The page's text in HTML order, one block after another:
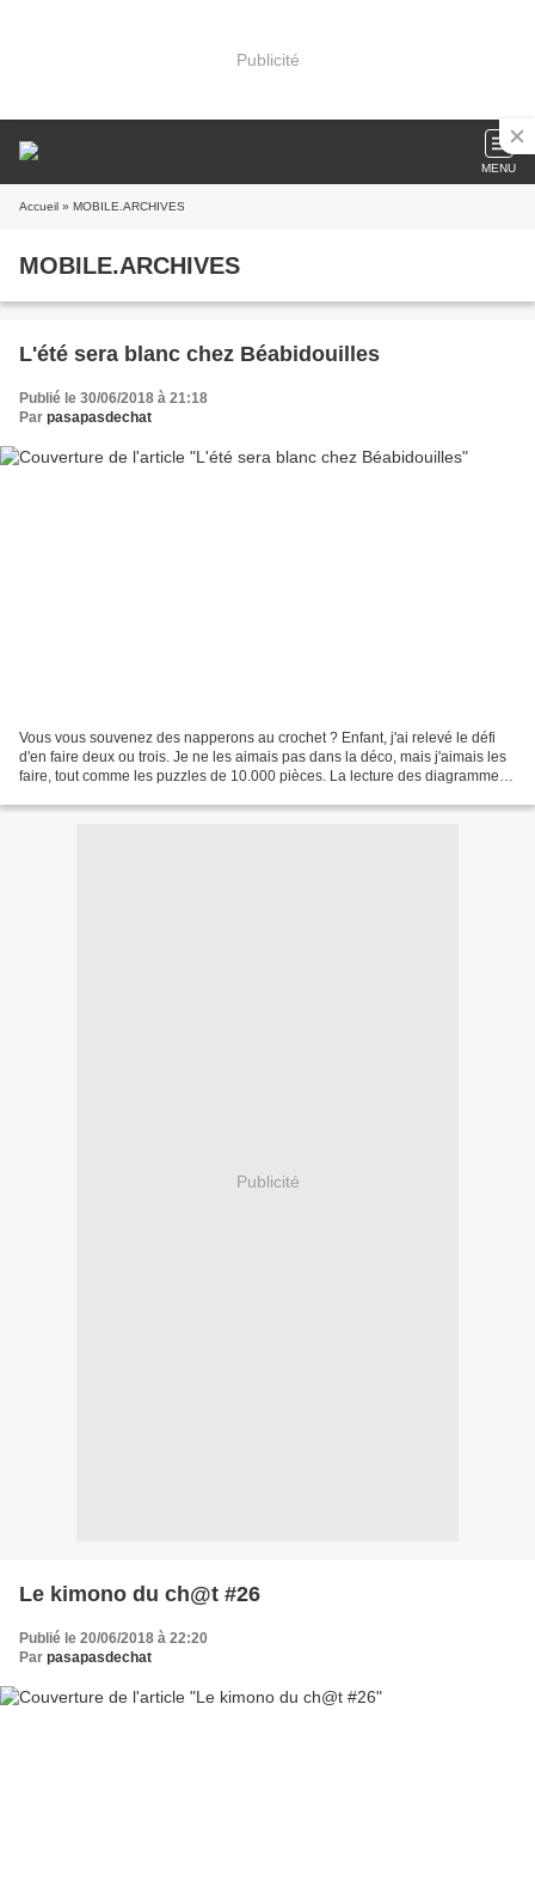
Publicité
MENU
Accueil » MOBILE.ARCHIVES
MOBILE.ARCHIVES
L'été sera blanc chez Béabidouilles
Publié le 30/06/2018 à 21:18
Par pasapasdechat
Vous vous souvenez des napperons au crochet ? Enfant, j'ai relevé le défi
d'en faire deux ou trois. Je ne les aimais pas dans la déco, mais j'aimais les
faire, tout comme les puzzles de 10.000 pièces. La lecture des diagrammes
Publicité
Le kimono du ch@t #26
Publié le 20/06/2018 à 22:20
Par pasapasdechat